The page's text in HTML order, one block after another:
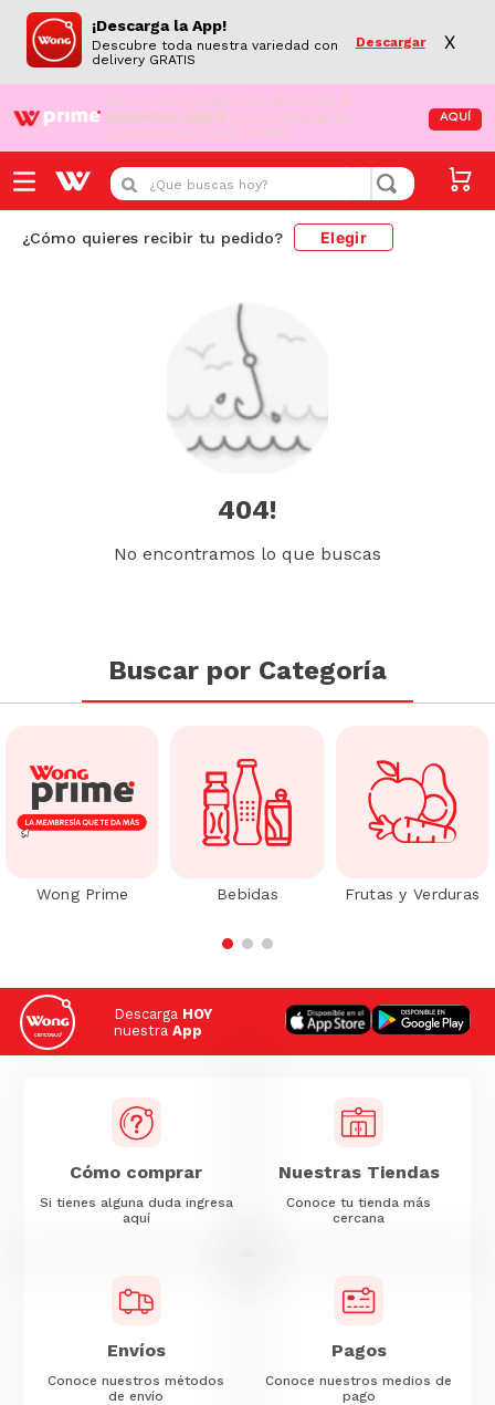
¡Descarga la App!
Descubre toda nuestra variedad con
delivery GRATIS
Descargar X
¡Aún no eres Wong Prime! Aprovecha el
DESPACHO GRATIS en tus compras de
supermercado desde S/79.90
AQUÍ
¿Que buscas hoy?
¿Cómo quieres recibir tu pedido? Elegir
404!
No encontramos lo que buscas
Buscar por Categoría
Wong Prime Bebidas Frutas y Verduras
Descarga HOY
nuestra App
Cómo comprar
Si tienes alguna duda ingresa
aquí
Nuestras Tiendas
Conoce tu tienda más
cercana
Envíos
Conoce nuestros métodos
de envío
Pagos
Conoce nuestros medios de
pago